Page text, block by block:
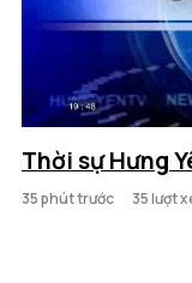
Thời sự Hưng
35 phút trước 35 lượt